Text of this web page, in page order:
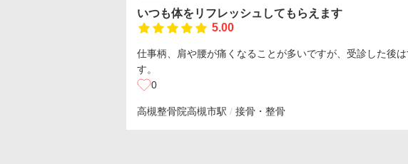
いつも体をリフレッシュしてもらえます
5.00
仕事柄、肩や腰が痛くなることが多いですが、受診した後
す。
0
高槻整骨院高槻市駅 接骨・整骨